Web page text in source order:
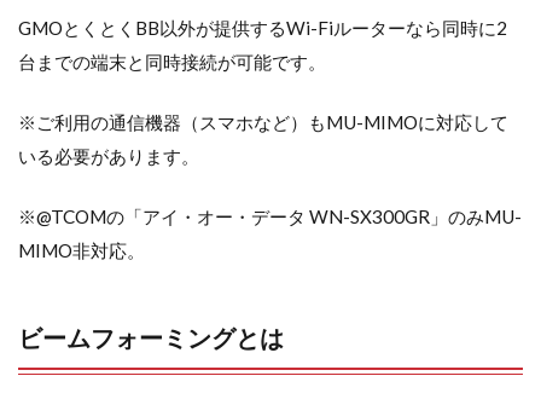
GMOとくとくBB以外が提供するWi-Fiルーターなら同時に2
台までの端末と同時接続が可能です。
※ご利用の通信機器（スマホなど）もMU-MIMOに対応して
いる必要があります。
※@TCOMの「アイ・オー・データ WN-SX300GR」のみMU-
MIMO非対応。
ビームフォーミングとは